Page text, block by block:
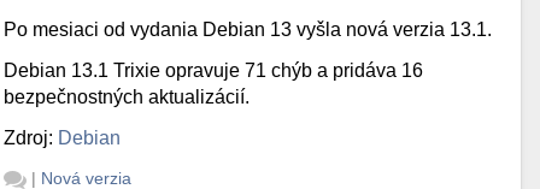
Po mesiaci od vydania Debian 13 vyšla nová verzia 13.1.
Debian 13.1 Trixie opravuje 71 chýb a pridáva 16
bezpečnostných aktualizácií.
Zdroj: Debian
| Nová verzia